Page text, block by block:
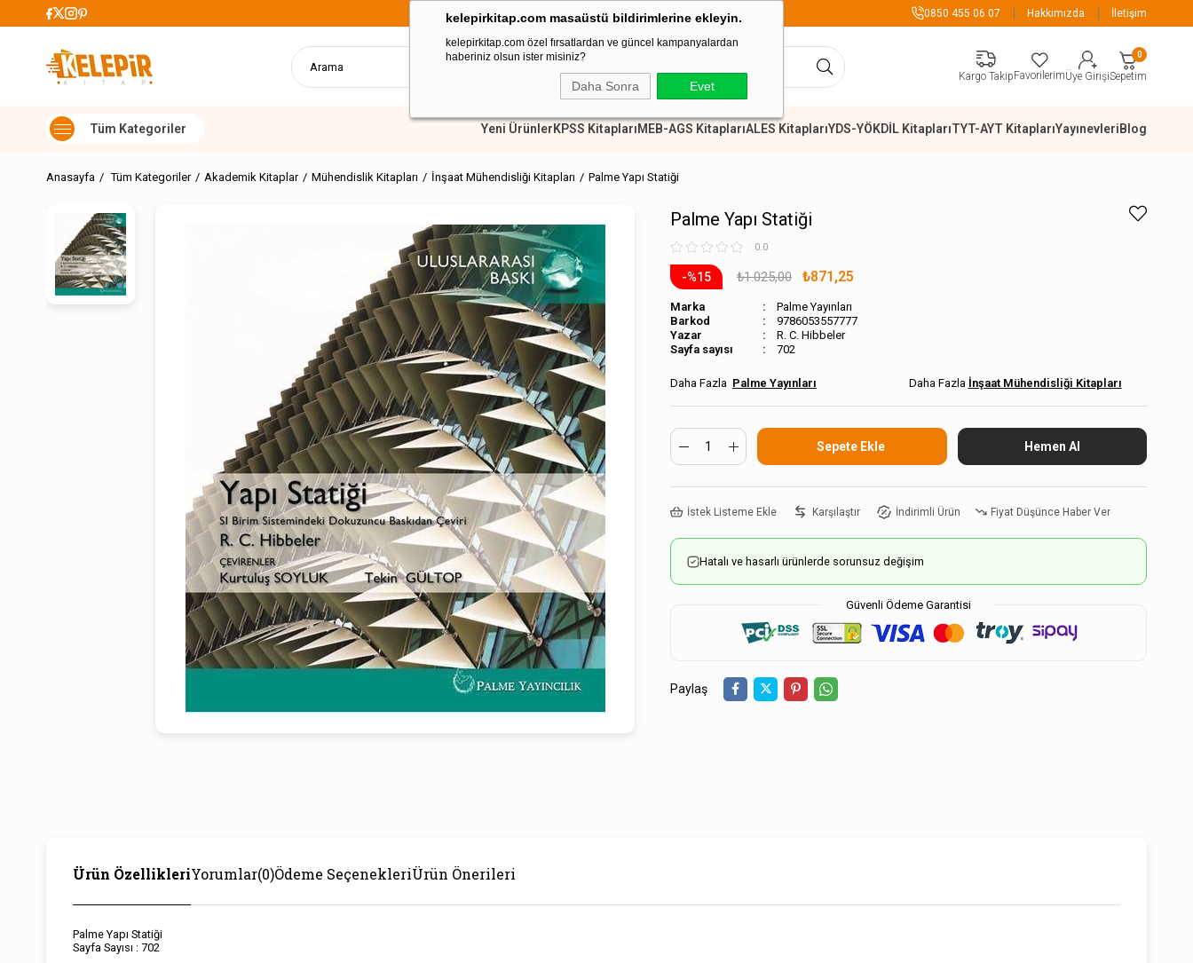
kelepirkitap.com masaüstü bildirimlerine ekleyin.
kelepirkitap.com özel fırsatlardan ve güncel kampanyalardan
haberiniz olsun ister misiniz?
Daha Sonra Evet
Ücretsiz 899 TL Üzeri Alışverişlerde Kargo Ücretsiz 899 TL Üzeri Alışverişlerde Kargo Ücretsiz
0850 455 06 07 Hakkımızda İletişim
Kargo TakipFavorilerimÜye GirişiSepetim
0
Yeni ÜrünlerKPSS KitaplarıMEB-AGS KitaplarıALES KitaplarıYDS-YÖKDİL KitaplarıTYT-AYT KitaplarıYayınevleriBlog
Anasayfa Tüm Kategoriler Akademik Kitaplar Mühendislik Kitapları İnşaat Mühendisliği Kitapları Palme Yapı Statiği
Palme Yapı Statiği
0.0
15 ₺1.025,00 ₺871,25
Marka
Palme Yayınları
Barkod
9786053557777
R. C. Hibbeler
Sayfa sayısı
702
Palme Yayınları İnşaat Mühendisliği Kitapları
İstek Listeme Ekle Karşılaştır İndirimli Ürün Fiyat Düşünce Haber Ver
Hatalı ve hasarlı ürünlerde sorunsuz değişim
Güvenli Ödeme Garantisi
Paylaş
Ürün ÖzellikleriYorumlar(0)Ödeme SeçenekleriÜrün Önerileri
Palme Yapı Statiği
Sayfa Sayısı : 702